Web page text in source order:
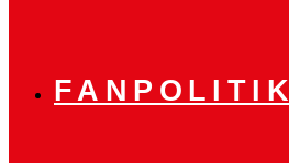
FANPOLITIK